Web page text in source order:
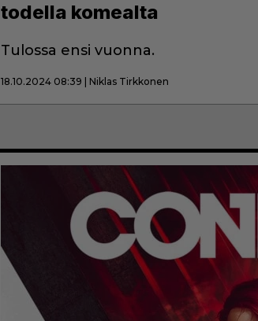
todella komealta
Tulossa ensi vuonna.
18.10.2024 08:39 | Niklas Tirkkonen